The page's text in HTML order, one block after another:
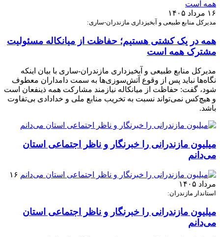
۱۶ مرداد ۱۴۰۵
مدیرکل منابع طبیعی و آبخیزداری مازندران-ساری:
همه در یک کشتی هستیم؛ حفاظت از میانکاله مسئولیت
مشترک همه است
مدیرکل منابع طبیعی و آبخیزداری مازندران-ساری با بیان اینکه
نگاه‌ها نباید پس از وقوع آتش‌سوزی‌ها به سمت دامداران معطوف
شود، گفت: حفاظت از میانکاله نیازمند مشارکت همه ذینفعان است
و هیچ‌کس نمی‌تواند نسبت به تخریب منابع ملی و خدادادی بی‌تفاوت
باشد.
میلیون مازندرانی را خبرنگار و ناظر اجتماعی استان
می‌دانم
۱۶
مرداد ۱۴۰۵
استاندار مازندران:
میلیون مازندرانی را خبرنگار و ناظر اجتماعی استان
می‌دانم